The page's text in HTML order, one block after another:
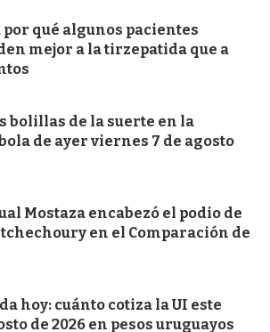
qué algunos pacientes
mejor a la tirzepatida que a
bolillas de la suerte en la
de ayer viernes 7 de agosto
Mostaza encabezó el podio de
en el Comparación de
hoy: cuánto cotiza la UI este
de 2026 en pesos uruguayos